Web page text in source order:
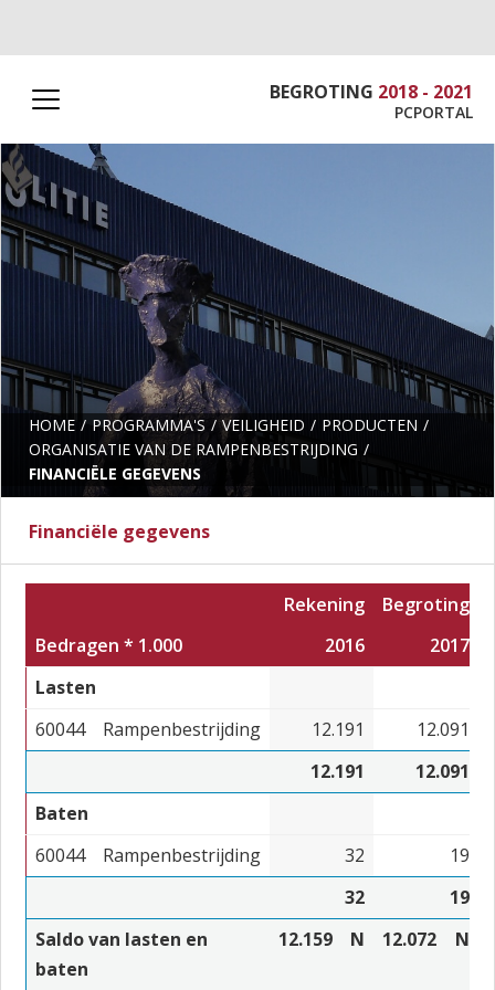
BEGROTING 2018 - 2021
PCPORTAL
HOME PROGRAMMA'S VEILIGHEID
PRODUCTEN
ORGANISATIE VAN DE RAMPENBESTRIJDING
FINANCIËLE GEGEVENS
Financiële gegevens
Rekening
Begroting
Bedragen * 1.000
2016
2017
Lasten
60044
Rampenbestrijding 12.191
12.091
12.191
12.091
Baten
60044
Rampenbestrijding 32
19
32
19
Saldo van lasten en
baten
12.159 N 12.072 N